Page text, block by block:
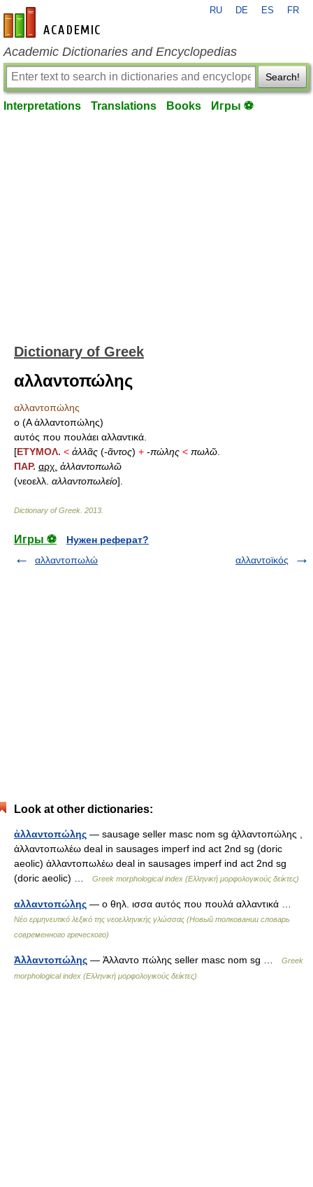
en-academic.com
RU DE ES FR
Academic Dictionaries and Encyclopedias
Search!
Interpretations Translations Books Игры ⚽
Dictionary of Greek
αλλαντοπώλης
αλλαντοπώλης
ο (Α ἀλλαντοπώλης)
αυτός που πουλάει αλλαντικά.
[ΕΤΥΜΟΛ. < ἀλλᾶς (-ᾶντος) + -πώλης < πωλῶ
ΠΑΡ. αρχ. ἀλλαντοπωλῶ
(νεοελλ. αλλαντοπωλείο].
Dictionary of Greek 2013
Игры ⚽
Нужен реферат?
αλλαντοπωλώ
αλλαντοϊκός
Look at other dictionaries:
ἀλλαντοπώλης — sausage seller masc nom sg ἀ̱λλαντοπώλης ,
ἀλλαντοπωλέω deal in sausages imperf ind act 2nd sg (doric
aeolic) ἀλλαντοπωλέω deal in sausages imperf ind act 2nd sg
(doric aeolic) …
Greek morphological index (Ελληνική μορφολογικούς δείκτες)
αλλαντοπώλης — ο θηλ. ισσα αυτός που πουλά αλλαντικά …
Νέο ερμηνευτικό λεξικό της νεοελληνικής γλώσσας (Новый толковании словарь
современного греческого)
Ἀλλαντοπώλης — Ἀλλαντο πώλης seller masc nom sg …
Greek
morphological index (Ελληνική μορφολογικούς δείκτες)